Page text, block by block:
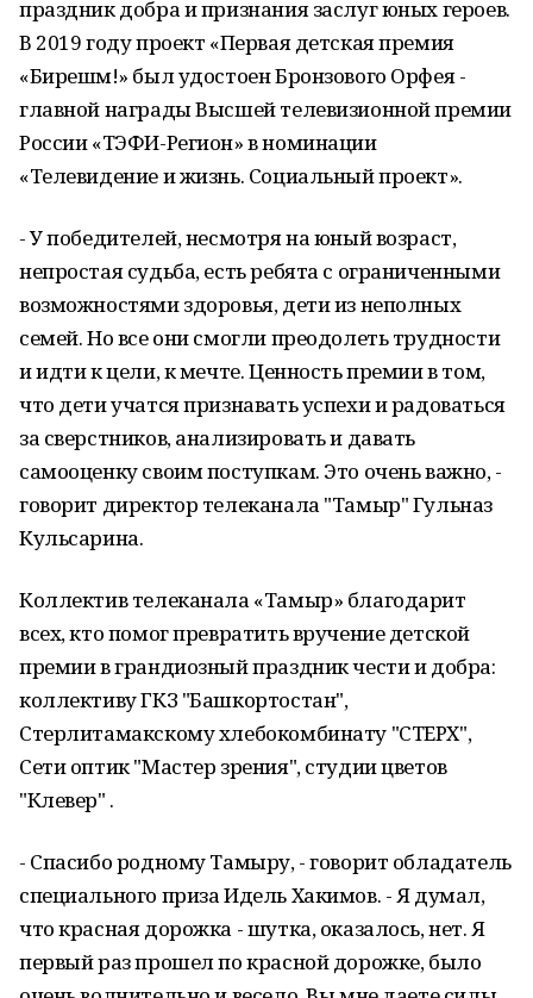
праздник добра и признания заслуг юных героев.
В 2019 году проект «Первая детская премия
«Бирешмә!» был удостоен Бронзового Орфея -
главной награды Высшей телевизионной премии
России «ТЭФИ-Регион» в номинации
«Телевидение и жизнь. Социальный проект».
- У победителей, несмотря на юный возраст,
непростая судьба, есть ребята с ограниченными
возможностями здоровья, дети из неполных
семей. Но все они смогли преодолеть трудности
и идти к цели, к мечте. Ценность премии в том,
что дети учатся признавать успехи и радоваться
за сверстников, анализировать и давать
самооценку своим поступкам. Это очень важно, -
говорит директор телеканала "Тамыр" Гульназ
Кульсарина.
Коллектив телеканала «Тамыр» благодарит
всех, кто помог превратить вручение детской
премии в грандиозный праздник чести и добра:
коллективу ГКЗ "Башкортостан",
Стерлитамакскому хлебокомбинату "СТЕРХ",
Сети оптик "Мастер зрения", студии цветов
"Клевер" .
- Спасибо родному Тамыру, - говорит обладатель
специального приза Идель Хакимов. - Я думал,
что красная дорожка - шутка, оказалось, нет. Я
первый раз прошел по красной дорожке, было